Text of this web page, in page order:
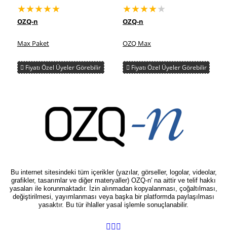
★★★★★
OZQ-n
Max Paket
Fiyatı Özel Üyeler Görebilir
★★★★★
OZQ-n
OZQ Max
Fiyatı Özel Üyeler Görebilir
Bu internet sitesindeki tüm içerikler (yazılar, görseller, logolar, videolar,
grafikler, tasarımlar ve diğer materyaller) OZQ-n' na aittir ve telif hakkı
yasaları ile korunmaktadır. İzin alınmadan kopyalanması, çoğaltılması,
değiştirilmesi, yayımlanması veya başka bir platformda paylaşılması
yasaktır. Bu tür ihlaller yasal işlemle sonuçlanabilir.